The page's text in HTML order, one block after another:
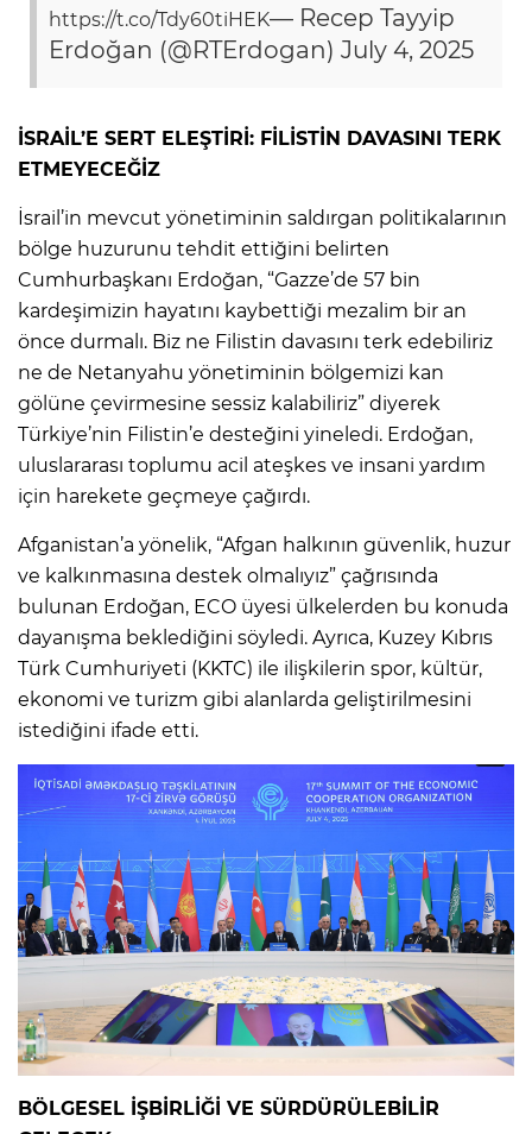
https://t.co/Tdy60tiHEK— Recep Tayyip
Erdoğan (@RTErdogan) July 4, 2025
İSRAİL’E SERT ELEŞTİRİ: FİLİSTİN DAVASINI TERK
ETMEYECEĞİZ
İsrail’in mevcut yönetiminin saldırgan politikalarının
bölge huzurunu tehdit ettiğini belirten
Cumhurbaşkanı Erdoğan, “Gazze’de 57 bin
kardeşimizin hayatını kaybettiği mezalim bir an
önce durmalı. Biz ne Filistin davasını terk edebiliriz
ne de Netanyahu yönetiminin bölgemizi kan
gölüne çevirmesine sessiz kalabiliriz” diyerek
Türkiye’nin Filistin’e desteğini yineledi. Erdoğan,
uluslararası toplumu acil ateşkes ve insani yardım
için harekete geçmeye çağırdı.
Afganistan’a yönelik, “Afgan halkının güvenlik, huzur
ve kalkınmasına destek olmalıyız” çağrısında
bulunan Erdoğan, ECO üyesi ülkelerden bu konuda
dayanışma beklediğini söyledi. Ayrıca, Kuzey Kıbrıs
Türk Cumhuriyeti (KKTC) ile ilişkilerin spor, kültür,
ekonomi ve turizm gibi alanlarda geliştirilmesini
istediğini ifade etti.
BÖLGESEL İŞBİRLİĞİ VE SÜRDÜRÜLEBİLİR